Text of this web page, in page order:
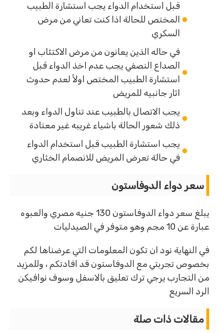
قبل استخدام الدواء يجب استشارة الطبيب
المختص للحالة اذا كنت تعاني من مرض
السكري
في حاله الذين يعانون من مرض الاكتئاب او
الصداع النصفي يجب عدم اخذ الدواء قبل
استشارة الطبيب المختص اولاً لعدم حدوث
اثار جانبيه للمريض
يجب الاتصال بالطبيب عند تناول الدواء وبعد
ذلك شعور الحالة باشياء غريبه غير معتادة
يجب استشارة الطبيب قبل استخدام الدواء
في حالة تعرض المريض للانصمام الخثاري
سعر دواء الدوفاستون
يبلغ سعر دواء الدوفاستون 130 جنيه مصري والعبوه
عبارة عن 10 مجم وهو متوفر في الصيدليات
في النهاية نود ان تكون المعلومات التي عرضناها لكم
بخصوص تجربتي مع الدوفاستون قد افادتكم ، وللمزيد
من التجارب يرجي ترك تعليق بالاسفل وسوف نوافيكن
الرد السريع
مقالات ذات صلة